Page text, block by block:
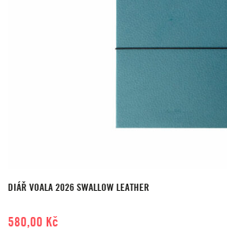
DIÁŘ VOALA 2026 SWALLOW LEATHER
580,00 Kč